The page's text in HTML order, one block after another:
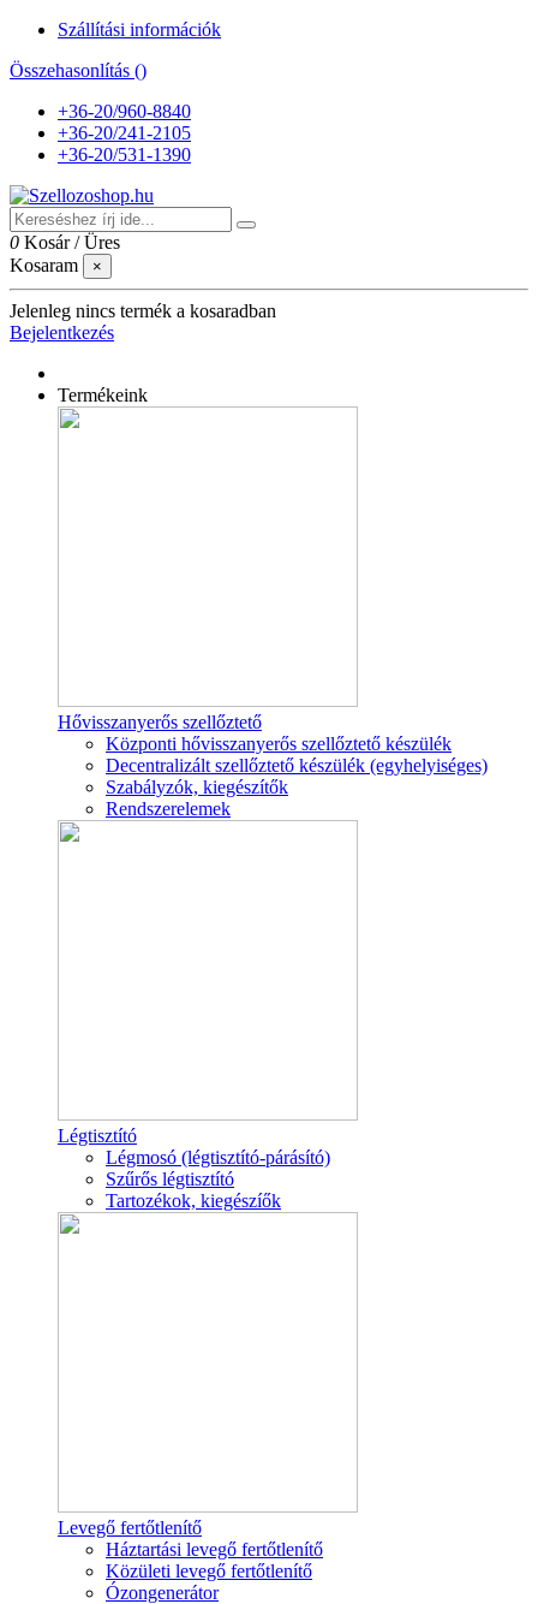
Szállítási információk
Összehasonlítás ()
+36-20/960-8840
+36-20/241-2105
+36-20/531-1390
0 Kosár /Üres
Kosaram
×
Jelenleg nincs termék a kosaradban
Bejelentkezés
Termékeink
Hővisszanyerős szellőztető
Központi hővisszanyerős szellőztető készülék
Decentralizált szellőztető készülék (egyhelyiséges)
Szabályzók, kiegészítők
Rendszerelemek
Légtisztító
Légmosó (légtisztító-párásító)
Szűrős légtisztító
Tartozékok, kiegészíők
Levegő fertőtlenítő
Háztartási levegő fertőtlenítő
Közületi levegő fertőtlenítő
Ózongenerátor